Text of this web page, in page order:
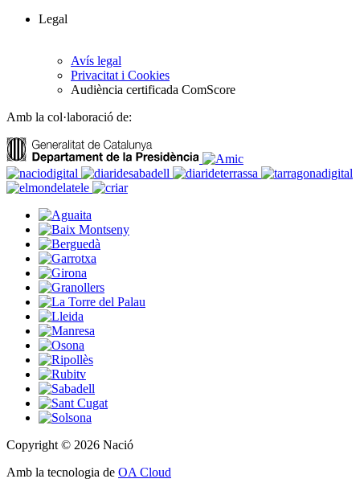
Legal
Avís legal
Privacitat i Cookies
Audiència certificada ComScore
Amb la col·laboració de:
Copyright © 2026 Nació
Amb la tecnologia de OA Cloud